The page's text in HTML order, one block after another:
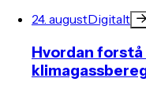
24. augustDigitalt
Hvordan forstå